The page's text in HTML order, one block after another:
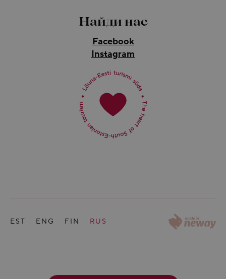
Найди нас
Facebook
Instagram
EST ENG FIN RUS